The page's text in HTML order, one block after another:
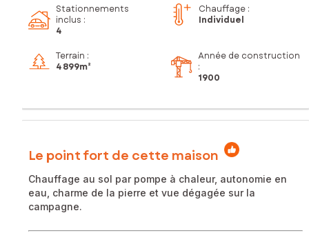
Stationnements
inclus :
4
Chauffage :
Individuel
Terrain :
4 899m²
Année de construction
:
1900
Le point fort de cette maison
Chauffage au sol par pompe à chaleur, autonomie en
eau, charme de la pierre et vue dégagée sur la
campagne.